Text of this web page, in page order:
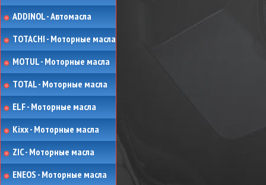
ADDINOL - Автомасла
TOTACHI - Моторные масла
MOTUL - Моторные масла
TOTAL - Моторные масла
ELF - Моторные масла
Kixx - Моторные масла
ZIC - Моторные масла
ENEOS - Моторные масла